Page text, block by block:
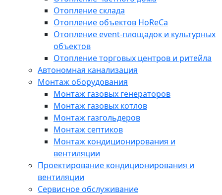
Отопление склада
Отопление объектов HoReCa
Отопление event-площадок и культурных
объектов
Отопление торговых центров и ритейла
Автономная канализация
Монтаж оборудования
Монтаж газовых генераторов
Монтаж газовых котлов
Монтаж газгольдеров
Монтаж септиков
Монтаж кондиционирования и
вентиляции
Проектирование кондиционирования и
вентиляции
Сервисное обслуживание